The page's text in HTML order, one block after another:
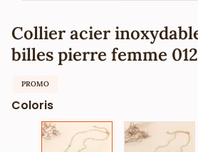
Collier acier
billes pierre femme
PROMO
Coloris